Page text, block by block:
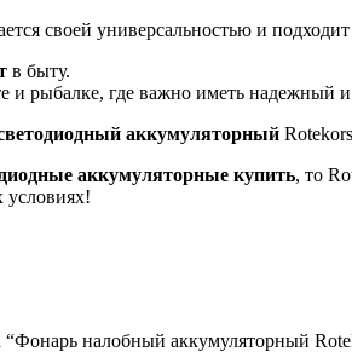
своей универсальностью и подходит
в быту.
и рыбалке, где важно иметь надежный и
аккумуляторный
аккумуляторные купить, то
условиях!
“Фонарь налобный аккумуляторный